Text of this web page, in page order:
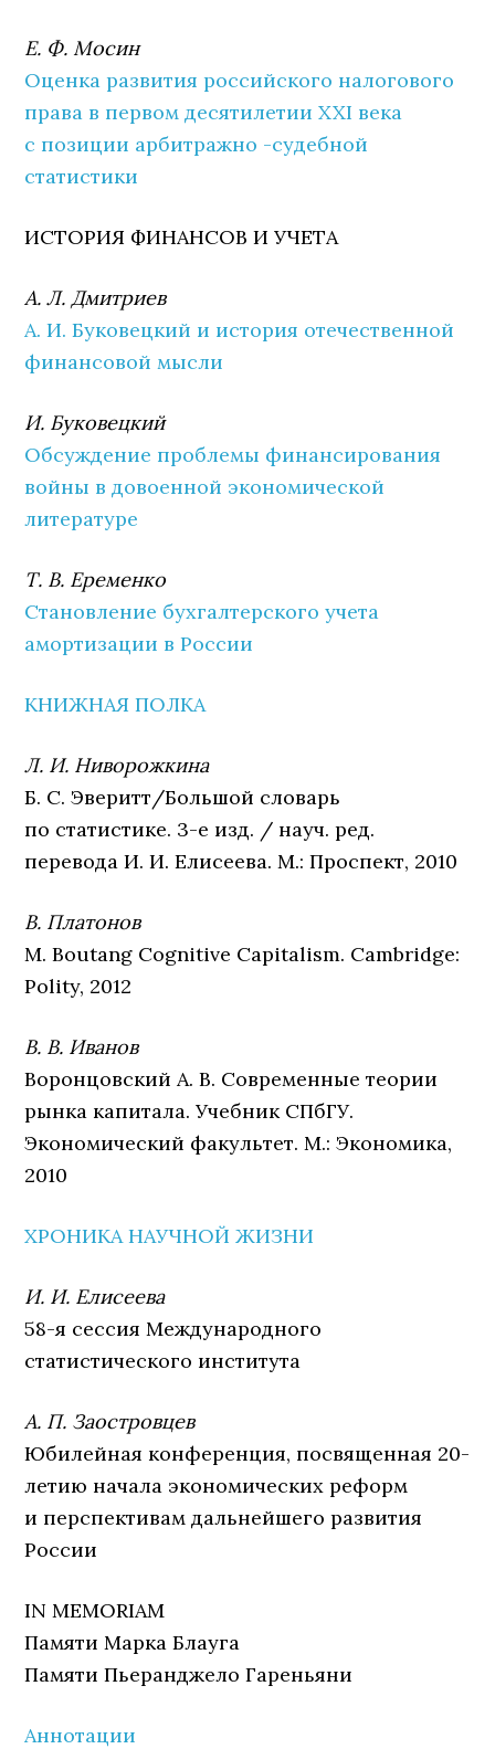
Е. Ф. Мосин
Оценка развития российского налогового
права в первом десятилетии XXI века
с позиции арбитражно -судебной
статистики
ИСТОРИЯ ФИНАНСОВ И УЧЕТА
А. Л. Дмитриев
А. И. Буковецкий и история отечественной
финансовой мысли
И. Буковецкий
Обсуждение проблемы финансирования
войны в довоенной экономической
литературе
Т. В. Еременко
Становление бухгалтерского учета
амортизации в России
КНИЖНАЯ ПОЛКА
Л. И. Ниворожкина
Б. С. Эверитт/Большой словарь
по статистике. 3-е изд. / науч. ред.
перевода И. И. Елисеева. М.: Проспект, 2010
В. Платонов
M. Boutang Cognitive Capitalism. Cambridge:
Polity, 2012
В. В. Иванов
Воронцовский А. В. Современные теории
рынка капитала. Учебник СПбГУ.
Экономический факультет. М.: Экономика,
2010
ХРОНИКА НАУЧНОЙ ЖИЗНИ
И. И. Елисеева
58-я сессия Международного
статистического института
А. П. Заостровцев
Юбилейная конференция, посвященная 20-
летию начала экономических реформ
и перспективам дальнейшего развития
России
IN MEMORIAM
Памяти Марка Блауга
Памяти Пьеранджело Гареньяни
Аннотации